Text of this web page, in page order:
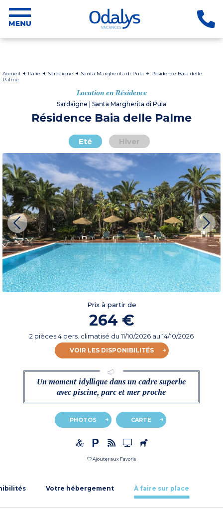
Accueil Italie Sardaigne Santa Margherita di Pula
Résidence Baia delle
Palme
Location en Résidence
Sardaigne | Santa Margherita di Pula
Résidence Baia delle Palme
Eté Hiver
Prix à partir de
264 €
2 pièces 4 pers. climatisé du11/10/2026 au 14/10/2026
VOIR LES DISPONIBILITÉS
Un moment idyllique dans un cadre superbe
avec piscine, parc et mer proche
PHOTOS CARTE
Ajouter aux Favoris
Votre hébergement À faire sur place